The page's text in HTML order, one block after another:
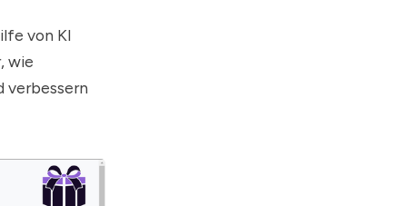
von KI
wie
verbessern